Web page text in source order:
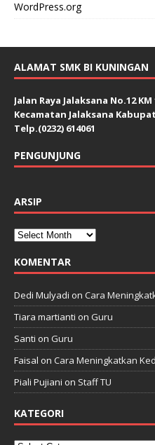
WordPress.org
ALAMAT SMK BI KUNINGAN
Jalan Raya Jalaksana No.12
Kecamatan Jalaksana
Telp.(0232) 614061
PENGUNJUNG
ARSIP
KOMENTAR
Dedi Mulyadi on Cara
Tiara martianti on Guru
Santi on Guru
Faisal on Cara Meningkatkan
Piali Pujiani on Staff TU
KATEGORI